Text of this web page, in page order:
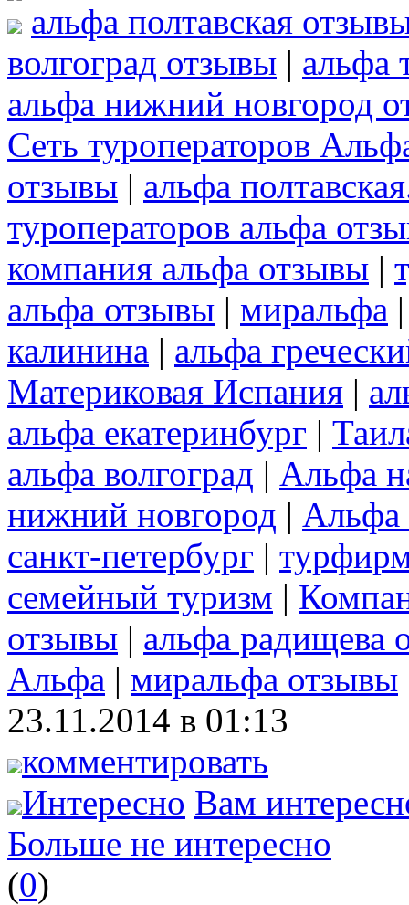
альфа полтавская
волгоград отзывы | альфа
альфа нижний новгород
Сеть туроператоров
отзывы | альфа
туроператоров альфа
компания альфа отзывы |
альфа отзывы | миральфа
калинина | альфа
Материковая Испания |
альфа екатеринбург |
альфа волгоград | Альфа
нижний новгород | Альфа
санкт-петербург |
семейный туризм |
отзывы | альфа радищева
Альфа | миральфа отзывы
23.11.2014 в 01:13
комментировать
Интересно Вам
Больше не интересно
(0)